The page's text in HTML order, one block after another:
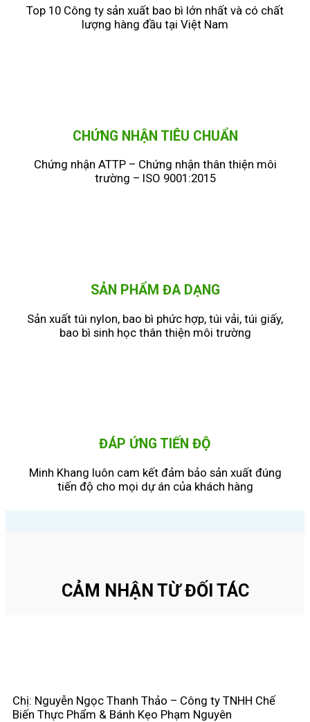
Top 10 Công ty sản xuất bao bì lớn nhất và có chất
lượng hàng đầu tại Việt Nam
CHỨNG NHẬN TIÊU CHUẨN
Chứng nhận ATTP – Chứng nhận thân thiện môi
trường – ISO 9001:2015
SẢN PHẨM ĐA DẠNG
Sản xuất túi nylon, bao bì phức hợp, túi vải, túi giấy,
bao bì sinh học thân thiện môi trường
ĐÁP ỨNG TIẾN ĐỘ
Minh Khang luôn cam kết đảm bảo sản xuất đúng
tiến độ cho mọi dự án của khách hàng
CẢM NHẬN TỪ ĐỐI TÁC
Chị: Nguyễn Ngọc Thanh Thảo – Công ty TNHH Chế
Biến Thực Phẩm & Bánh Kẹo Phạm Nguyên